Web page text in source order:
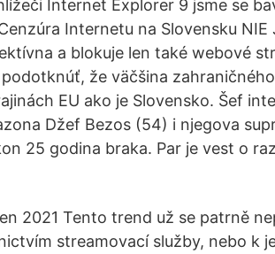
Internet Explorer 9 jsme se
Internetu na Slovensku
a blokuje len také webové
že väčšina
EU ako je Slovensko. Šef
Džef Bezos (54) i njegova
25 godina braka. Par je vest o
2021 Tento trend už se patrně
streamovací služby, nebo k